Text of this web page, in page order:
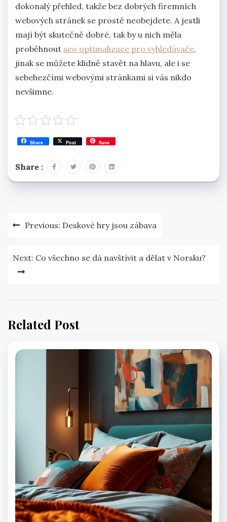
dokonalý přehled, takže bez dobrých firemních
webových stránek se prostě neobejdete. A jestli
mají být skutečně dobré, tak by u nich měla
proběhnout seo optimalizace pro vyhledávače,
jinak se můžete klidně stavět na hlavu, ale i se
sebehezčími webovými stránkami si vás nikdo
nevšimne.
Share Post Save
Share :
Navigace
příspěvek
Previous: Deskové hry jsou zábava
Next: Co všechno se dá navštívit a dělat v Norsku?
Related Post